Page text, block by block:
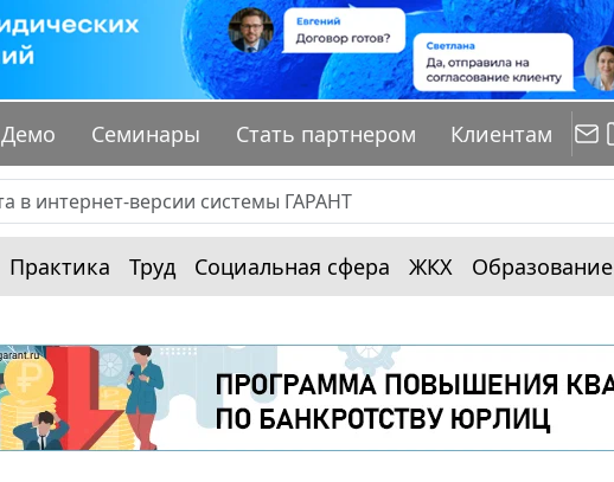
Демо Семинары Стать партнером Клиентам
Практика Труд Социальная сфера ЖКХ Образование